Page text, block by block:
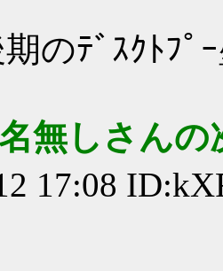
期のﾃﾞｽｸﾄﾌ
無しさんの
17:08